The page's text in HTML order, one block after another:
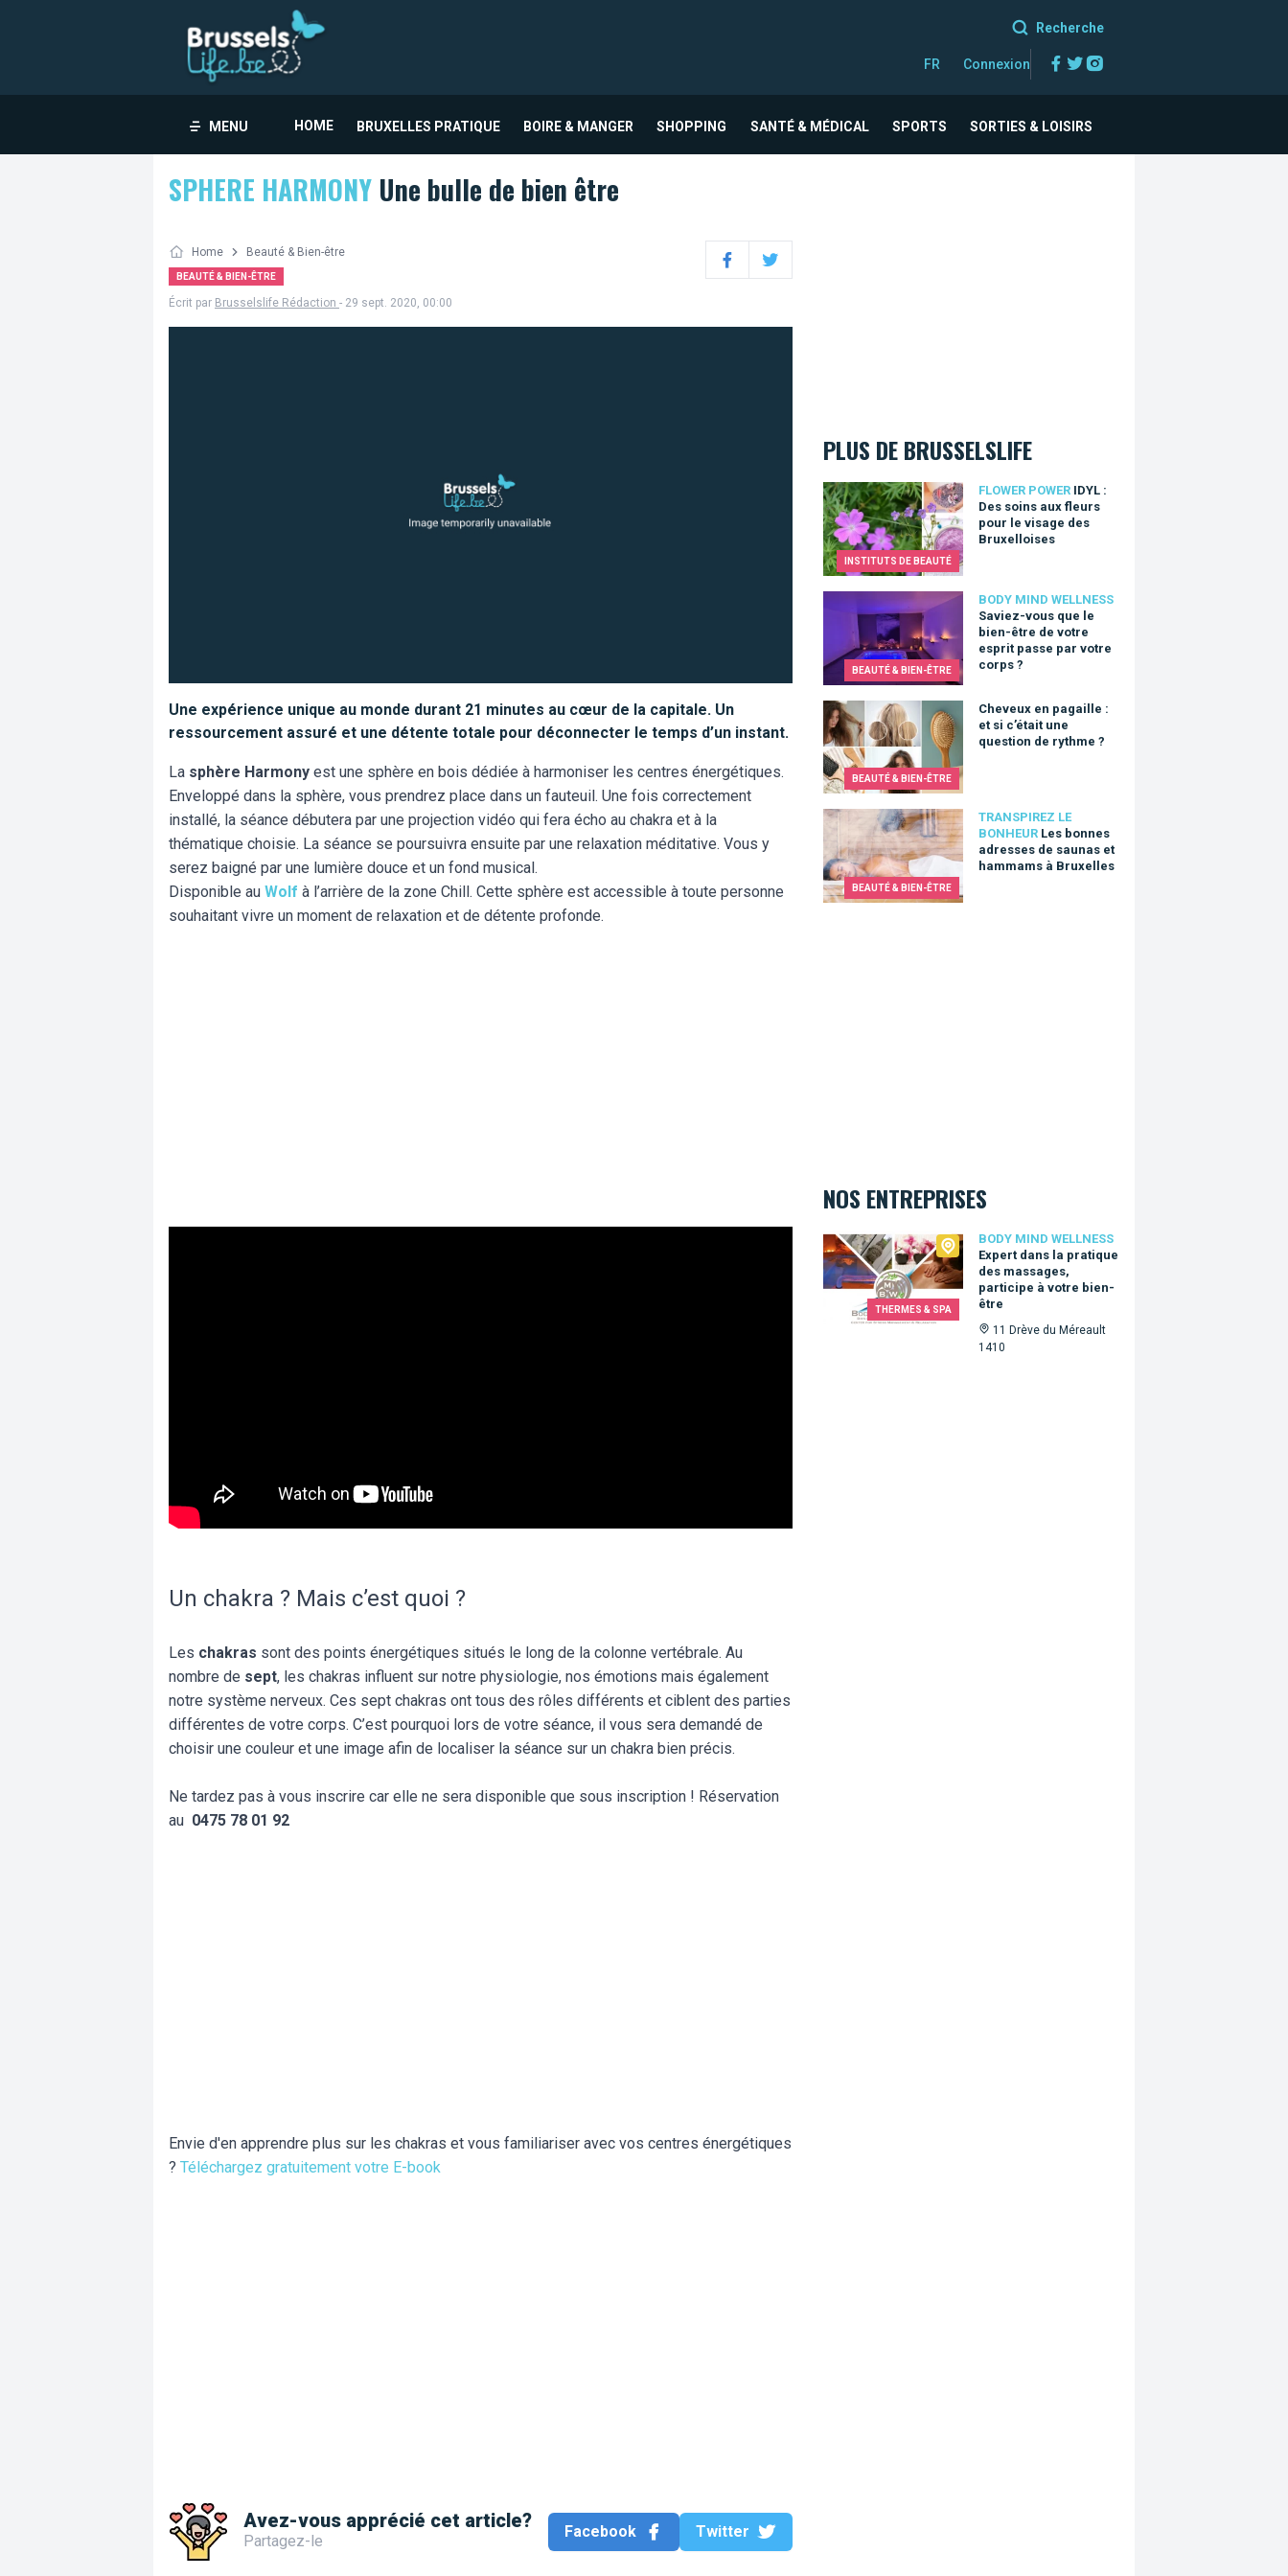
Recherche
FR Connexion Facebook
Twitter
MENU HOME BRUXELLES PRATIQUE BOIRE & MANGER SHOPPING SANTÉ & MÉDICAL SPORTS SORTIES & LOISIRS
SPHERE HARMONY Une bulle de bien être
Home Beauté & Bien-être
BEAUTÉ & BIEN-ÊTRE FacebookTwitter
Écrit par Brusselslife Rédaction - 29 sept. 2020, 00:00
Une expérience unique au monde durant 21 minutes au cœur de la capitale. Un
ressourcement assuré et une détente totale pour déconnecter le temps d’un instant.
La sphère Harmony est une sphère en bois dédiée à harmoniser les centres énergétiques.
Enveloppé dans la sphère, vous prendrez place dans un fauteuil. Une fois correctement
installé, la séance débutera par une projection vidéo qui fera écho au chakra et à la
thématique choisie. La séance se poursuivra ensuite par une relaxation méditative. Vous y
serez baigné par une lumière douce et un fond musical.
Disponible au Wolf à l’arrière de la zone Chill. Cette sphère est accessible à toute personne
souhaitant vivre un moment de relaxation et de détente profonde.
Un chakra ? Mais c’est quoi ?
Les chakras sont des points énergétiques situés le long de la colonne vertébrale. Au
nombre de sept, les chakras influent sur notre physiologie, nos émotions mais également
notre système nerveux. Ces sept chakras ont tous des rôles différents et ciblent des parties
différentes de votre corps. C’est pourquoi lors de votre séance, il vous sera demandé de
choisir une couleur et une image afin de localiser la séance sur un chakra bien précis.
Ne tardez pas à vous inscrire car elle ne sera disponible que sous inscription ! Réservation
au 0475 78 01 92
Envie d'en apprendre plus sur les chakras et vous familiariser avec vos centres énergétiques
? Téléchargez gratuitement votre E-book
Avez-vous apprécié cet article?
Partagez-le
Facebook Twitter
PLUS DE BRUSSELSLIFE
INSTITUTS DE BEAUTÉ
FLOWER POWER IDYL :
Des soins aux fleurs
pour le visage des
Bruxelloises
IDYL : Des soins aux fleurs pour le visage des Bruxelloises
BEAUTÉ & BIEN-ÊTRE
BODY MIND WELLNESS
Saviez-vous que le
bien-être de votre
esprit passe par votre
corps ?
Saviez-vous que le bien-être de votre esprit passe par votre corps ?
BEAUTÉ & BIEN-ÊTRE
Cheveux en pagaille :
et si c’était une
question de rythme ?
Cheveux en pagaille : et si c’était une question de rythme ?
BEAUTÉ & BIEN-ÊTRE
TRANSPIREZ LE
BONHEUR Les bonnes
adresses de saunas et
hammams à Bruxelles
Les bonnes adresses de saunas et hammams à Bruxelles
NOS ENTREPRISES
THERMES & SPA
BODY MIND WELLNESS
Expert dans la pratique
des massages,
participe à votre bien-
être
11 Drève du Méreault
1410
Body Mind Wellness